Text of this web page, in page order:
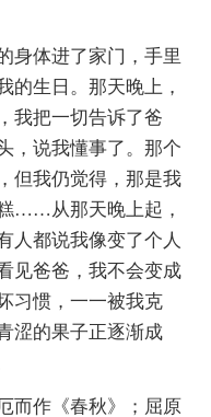
身体进了家门，手里
生日。那天晚上，
我把一切告诉了爸
，说我懂事了。那个
但我仍觉得，那是我
……从那天晚上起，
都说我像变了个人
见爸爸，我不会变成
习惯，一一被我克
涩的果子正逐渐成
而作《春秋》；屈原